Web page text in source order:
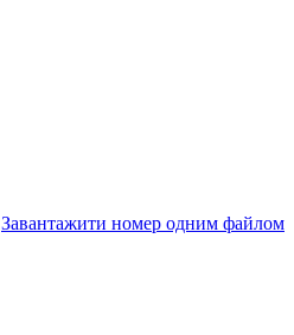
Завантажити номер одним файлом